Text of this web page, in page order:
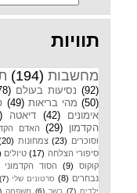
(194) תזונה נכונה
נסיעות בעולם (78) מחקרים
מהי בריאות (49) פילוסופית
דיאטה (30) ספרים
האדם הקדמון (24)
צמחונות (20) ריצה (19)
(17) טיולים (14) מיתוסים
הסוד הקדמוני (8) כבד (8)
סרטונים שלי (7) פסח (7) ריצה
(6) משפחה (6) עצמאות (6)